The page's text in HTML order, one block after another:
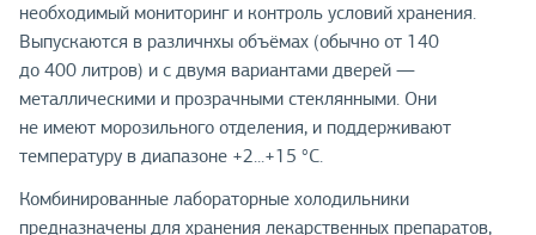
необходимый мониторинг и контроль условий хранения.
Выпускаются в различнхы объёмах (обычно от 140
до 400 литров) и с двумя вариантами дверей —
металлическими и прозрачными стеклянными. Они
не имеют морозильного отделения, и поддерживают
температуру в диапазоне +2...+15 °С.
Комбинированные лабораторные холодильники
предназначены для хранения лекарственных препаратов,